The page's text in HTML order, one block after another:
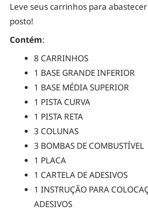
Leve seus carrinhos para
posto!
Contém:
8 CARRINHOS
1 BASE GRANDE INFERIOR
1 BASE MÉDIA SUPERIOR
1 PISTA CURVA
1 PISTA RETA
3 COLUNAS
3 BOMBAS DE COMBUSTÍVEL
1 PLACA
1 CARTELA DE ADESIVOS
1 INSTRUÇÃO PARA
ADESIVOS